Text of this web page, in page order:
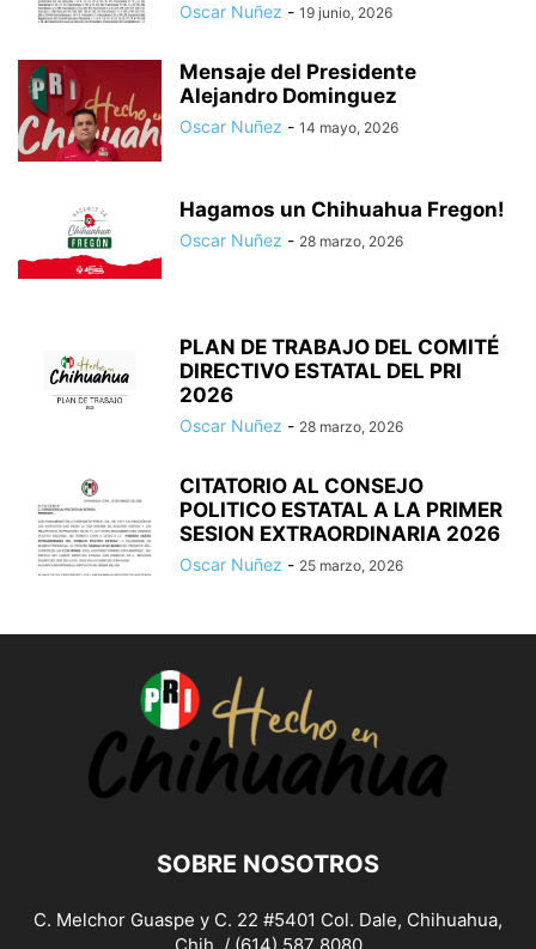
Oscar Nuñez - 19 junio, 2026
Mensaje del Presidente
Alejandro Dominguez
Oscar Nuñez - 14 mayo, 2026
Hagamos un Chihuahua Fregon!
Oscar Nuñez - 28 marzo, 2026
PLAN DE TRABAJO DEL COMITÉ
DIRECTIVO ESTATAL DEL PRI
2026
Oscar Nuñez - 28 marzo, 2026
CITATORIO AL CONSEJO
POLITICO ESTATAL A LA PRIMER
SESION EXTRAORDINARIA 2026
Oscar Nuñez - 25 marzo, 2026
SOBRE NOSOTROS
C. Melchor Guaspe y C. 22 #5401 Col. Dale, Chihuahua,